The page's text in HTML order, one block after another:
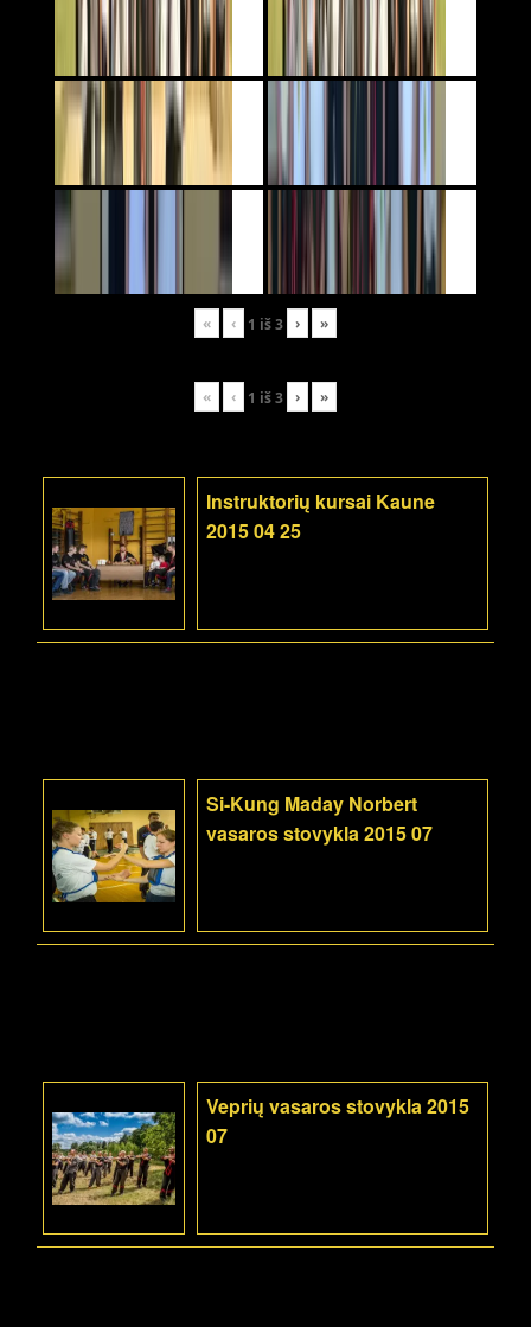
« ‹ 1 iš3 › »
« ‹ 1 iš3 › »
Instruktorių kursai Kaune
2015 04 25
Si-Kung Maday Norbert
vasaros stovykla 2015 07
Veprių vasaros stovykla 2015
07